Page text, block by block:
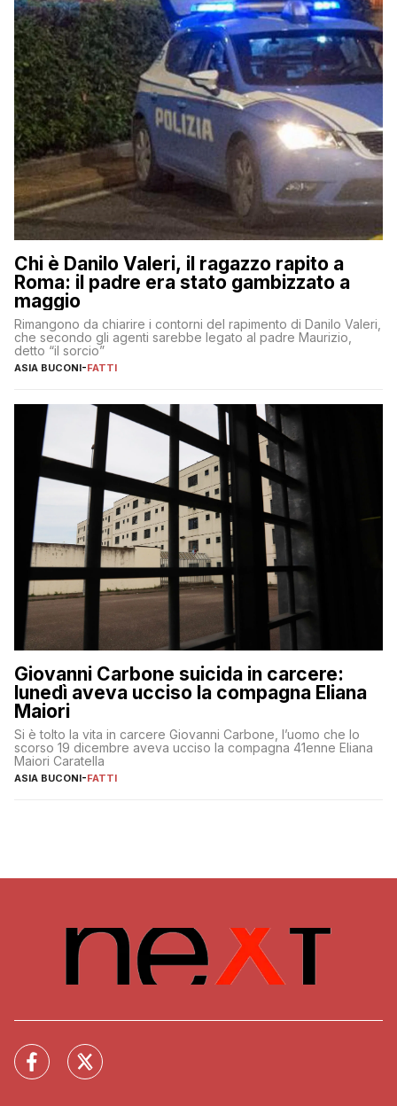
Chi è Danilo Valeri, il ragazzo rapito a
Roma: il padre era stato gambizzato a
maggio
Rimangono da chiarire i contorni del rapimento di Danilo Valeri,
che secondo gli agenti sarebbe legato al padre Maurizio,
detto “il sorcio”
ASIA BUCONI-FATTI
Giovanni Carbone suicida in carcere:
lunedì aveva ucciso la compagna Eliana
Maiori
Si è tolto la vita in carcere Giovanni Carbone, l’uomo che lo
scorso 19 dicembre aveva ucciso la compagna 41enne Eliana
Maiori Caratella
ASIA BUCONI-FATTI